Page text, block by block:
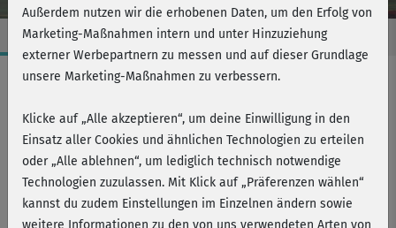
Bodyshaping
SPLIT TRAINING
Effektives Training für alle Muskelgruppen: Michaela
Süßbauer präsentiert ein intensives Multilevel-Programm
Außerdem nutzen wir die erhobenen Daten, um den Erfolg von
Marketing-Maßnahmen intern und unter Hinzuziehung
externer Werbepartnern zu messen und auf dieser Grundlage
unsere Marketing-Maßnahmen zu verbessern.
Klicke auf „Alle akzeptieren“, um deine Einwilligung in den
Einsatz aller Cookies und ähnlichen Technologien zu erteilen
oder „Alle ablehnen“, um lediglich technisch notwendige
Technologien zuzulassen. Mit Klick auf „Präferenzen wählen“
kannst du zudem Einstellungen im Einzelnen ändern sowie
weitere Informationen zu den von uns verwendeten Arten von